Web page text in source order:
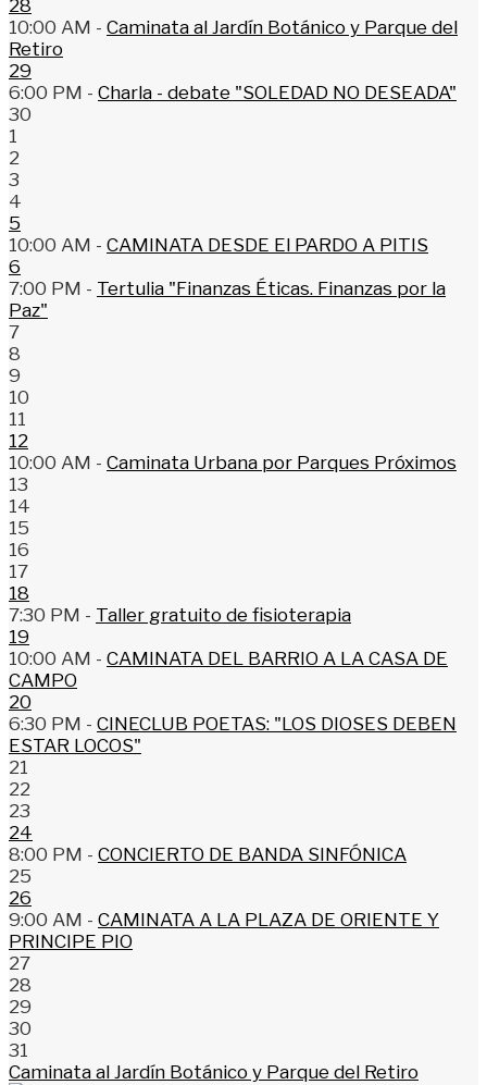
28
10:00 AM - Caminata al Jardín Botánico y Parque del
Retiro
29
6:00 PM - Charla - debate "SOLEDAD NO DESEADA"
30
1
2
3
4
5
10:00 AM - CAMINATA DESDE El PARDO A PITIS
6
7:00 PM - Tertulia "Finanzas Éticas. Finanzas por la
Paz"
7
8
9
10
11
12
10:00 AM - Caminata Urbana por Parques Próximos
13
14
15
16
17
18
7:30 PM - Taller gratuito de fisioterapia
19
10:00 AM - CAMINATA DEL BARRIO A LA CASA DE
CAMPO
20
6:30 PM - CINECLUB POETAS: "LOS DIOSES DEBEN
ESTAR LOCOS"
21
22
23
24
8:00 PM - CONCIERTO DE BANDA SINFÓNICA
25
26
9:00 AM - CAMINATA A LA PLAZA DE ORIENTE Y
PRINCIPE PIO
27
28
29
30
31
Caminata al Jardín Botánico y Parque del Retiro